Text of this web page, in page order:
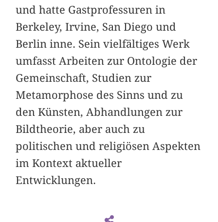
und hatte Gastprofessuren in
Berkeley, Irvine, San Diego und
Berlin inne. Sein vielfältiges Werk
umfasst Arbeiten zur Ontologie der
Gemeinschaft, Studien zur
Metamorphose des Sinns und zu
den Künsten, Abhandlungen zur
Bildtheorie, aber auch zu
politischen und religiösen Aspekten
im Kontext aktueller
Entwicklungen.